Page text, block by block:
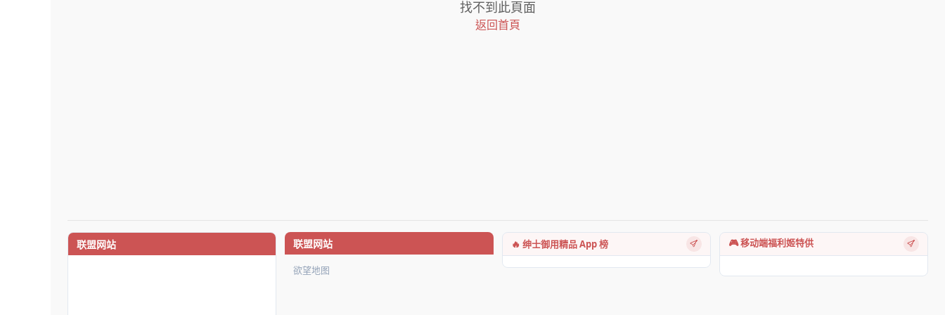
找不到此頁面
返回首頁
联盟网站 联盟网站
欲望地图
🔥 绅士御用精品 App 榜 🎮 移动端福利姬特供